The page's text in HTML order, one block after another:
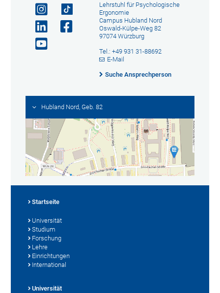
Lehrstuhl für Psychologische
Ergonomie
Campus Hubland Nord
Oswald-Külpe-Weg 82
97074 Würzburg
Tel.: +49 931 31-88692
E-Mail
Suche Ansprechperson
Hubland Nord, Geb. 82
Startseite
Universität
Studium
Forschung
Lehre
Einrichtungen
International
Universität